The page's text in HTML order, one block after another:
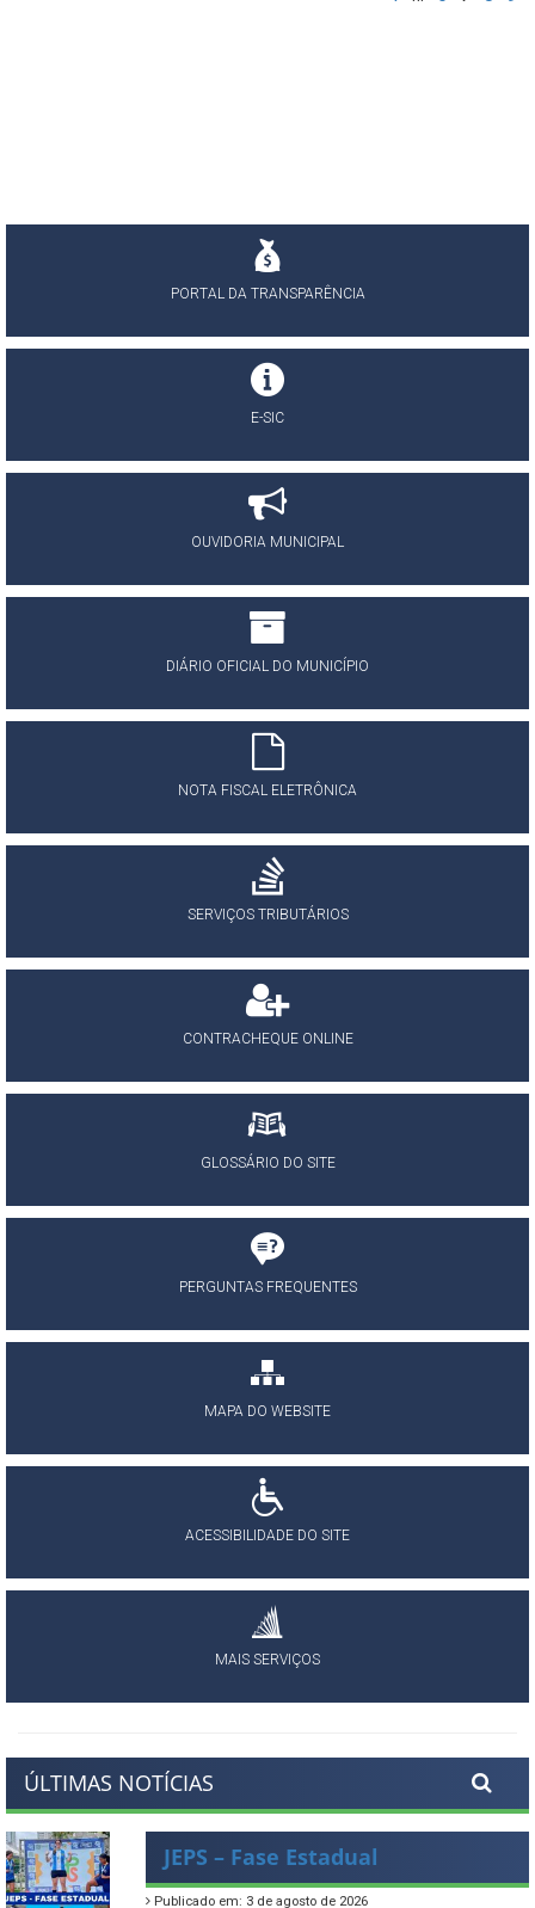
PORTAL DA TRANSPARÊNCIA
E-SIC
OUVIDORIA MUNICIPAL
DIÁRIO OFICIAL DO MUNICÍPIO
NOTA FISCAL ELETRÔNICA
SERVIÇOS TRIBUTÁRIOS
CONTRACHEQUE ONLINE
GLOSSÁRIO DO SITE
PERGUNTAS FREQUENTES
MAPA DO WEBSITE
ACESSIBILIDADE DO SITE
MAIS SERVIÇOS
ÚLTIMAS NOTÍCIAS
JEPS – Fase Estadual
Publicado em: 3 de agosto de 2026